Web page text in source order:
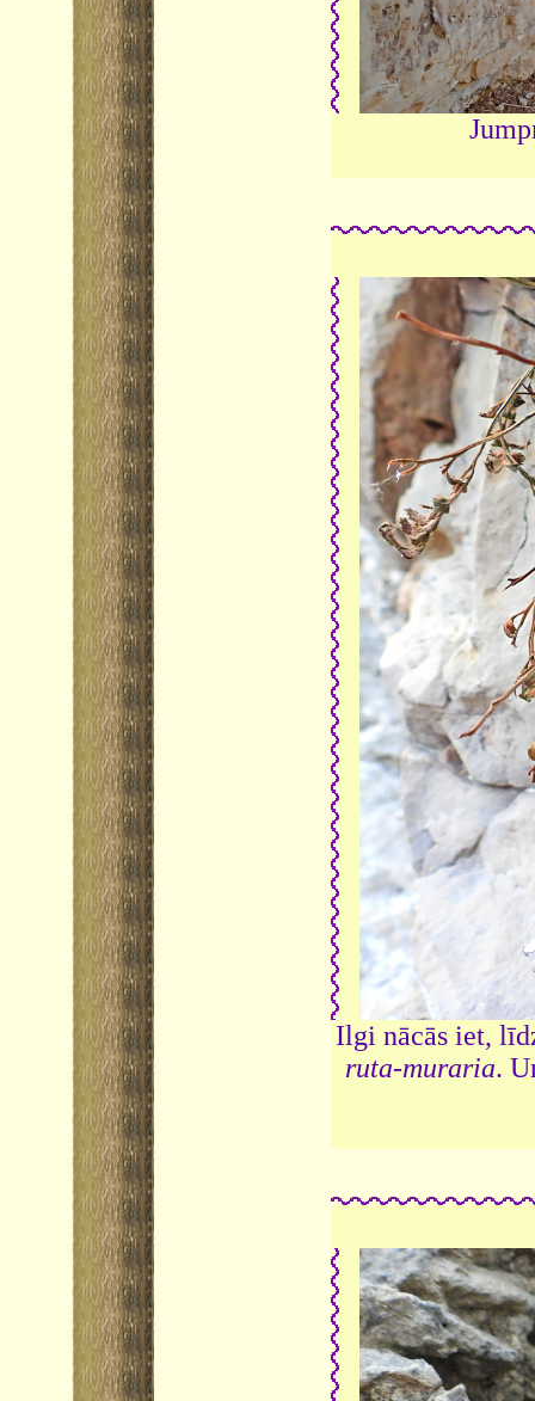
Ilgi nācās iet,
ruta-muraria.